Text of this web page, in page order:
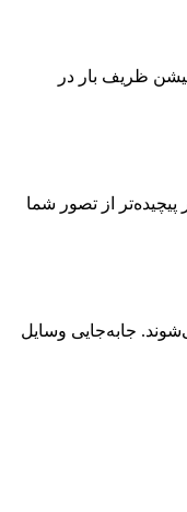
ظریف بار در
پیچیده‌تر از تصور شما
جابه‌جایی وسایل